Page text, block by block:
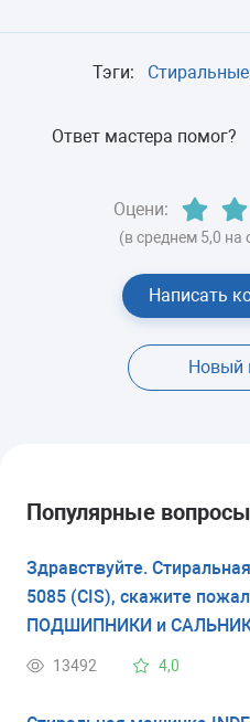
Тэги:
Ответ мастера помог?
Оцени:
(в среднем 5,0 на
Написать
Новый
Популярные вопросы
Здравствуйте.
5085 (CIS), скажите
ПОДШИПНИКИ и САЛЬНИК
13492 4,0